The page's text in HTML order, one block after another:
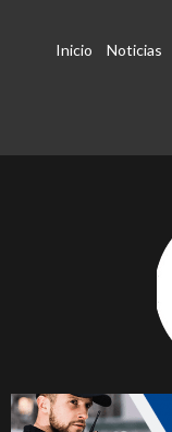
Inicio
Noticias